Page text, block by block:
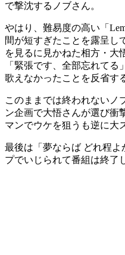
で撃沈するノブさん。
やはり、難易度の高い「
間が短すぎたことを露呈し
を見るに見かねた相方・大
「緊張です、全部忘れてる
歌えなかったことを反省す
このままでは終われないノ
ン企画で大悟さんが選び衝
マンでウケを狙うも逆に大
最後は「夢ならば どれ程
プでいじられて番組は終了